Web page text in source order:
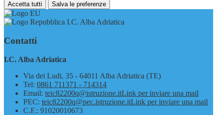
Accetta tutti Salva le preferenze
I.C. Alba Adriatica
Contatti
I.C. Alba Adriatica
Via dei Ludi, 35 - 64011 Alba Adriatica (TE)
Tel: 0861 711371 - 714314
Email: teic82200q@istruzione.itLink per inviare una mail
PEC: teic82200q@pec.istruzione.itLink per inviare una mail
C.F.: 91020010673